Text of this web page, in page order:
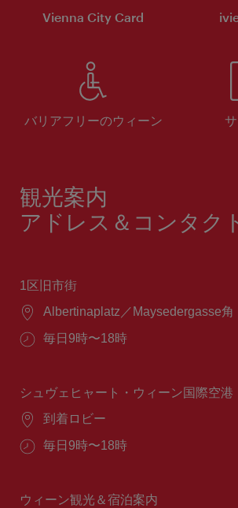
Vienna City Card
バリアフリーのウィーン
観光案内
アドレス＆コンタク
1区旧市街
場
Albertinaplatz／Maysedergasse角
営
間：
毎日9時〜18時
シュヴェヒャート・ウィーン国際空港
場
到着ロビー
営
間：
毎日9時〜18時
ウィーン観光＆宿泊案内